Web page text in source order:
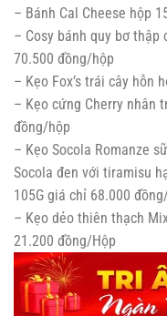
– Bánh Cal Cheese hộp
– Cosy bánh quy bơ
70.500 đồng/hộp
– Kẹo Fox’s trái cây hỗn
– Kẹo cứng Cherry nhân
đồng/hộp
– Kẹo Socola Romanze
Socola đen với tiramisu
105G giá chỉ 68.000
– Kẹo dẻo thiên thạch
21.200 đồng/Hộp